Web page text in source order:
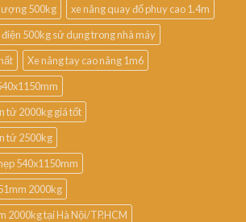
500kg
xe nâng quay đổ phuy cao 1.4m
500kg sử dụng trong nhà máy
Xe nâng tay cao nâng 1m6
tử 2000kg giá tốt
tử 2500kg
540x1150mm
2000kg
2000kg tại Hà Nội/TP.HCM